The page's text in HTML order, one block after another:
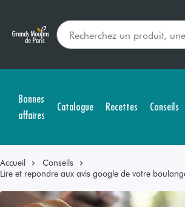
Bonnes
affaires
Catalogue Recettes Conseils
Accueil
Conseils
Lire et repondre aux avis google de votre